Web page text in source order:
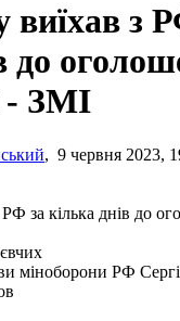
з
до
- ЗМІ
, 9 червня 2023,
міноборони РФ